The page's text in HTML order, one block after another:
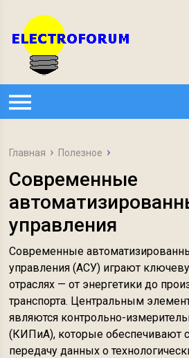
Главная Полезное
Современные
управления
Современные
управления (АСУ) играют
отраслях — от энергетики до
транспорта. Центральным
являются контрольно-
(КИПиА), которые обеспечивают
передачу данных о